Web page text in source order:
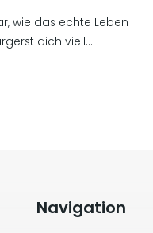
wie das echte Leben
dich viell...
Navigation